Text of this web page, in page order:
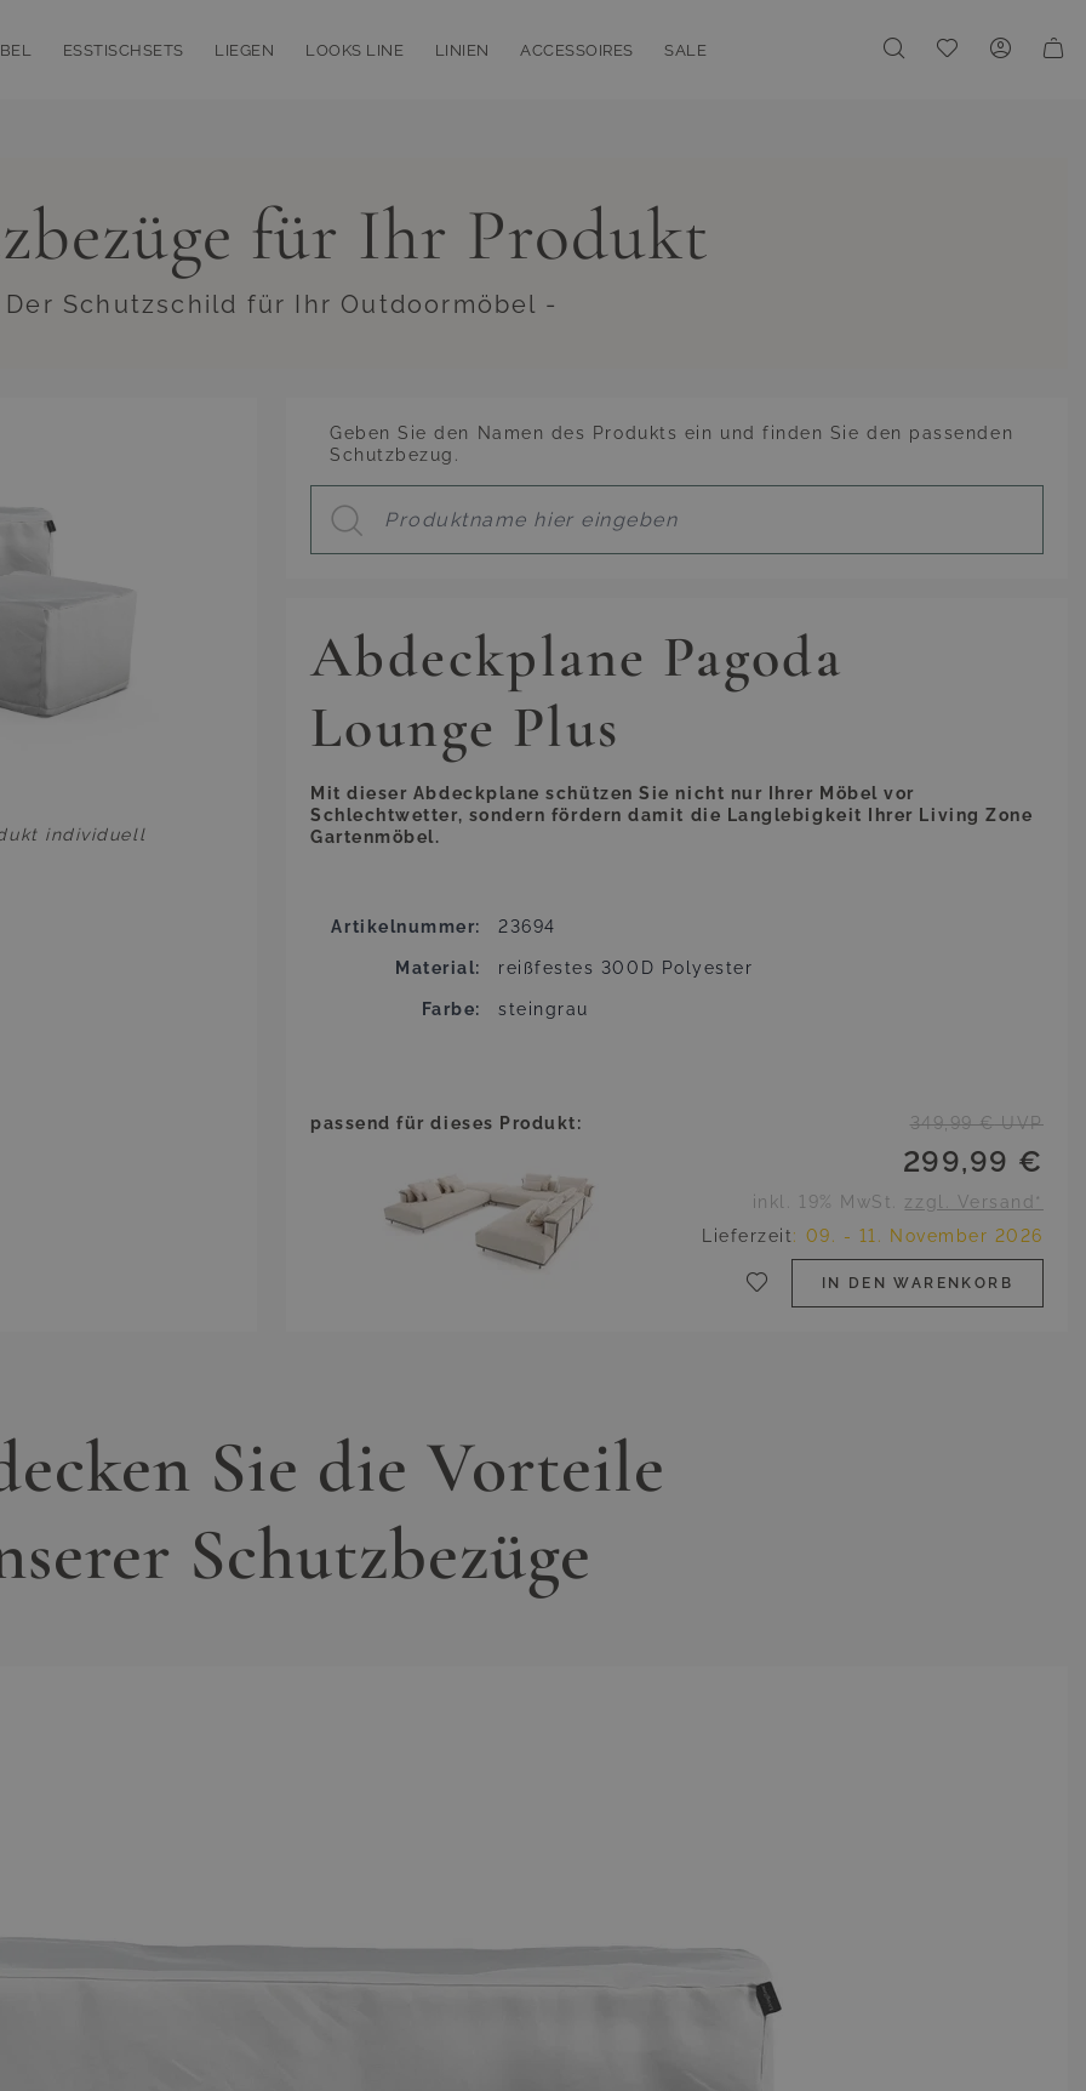
ESSTISCHSETS LIEGEN LOOKS LINE LINIEN ACCESSOIRES SALE Meine Wunschliste
für Ihr Produkt
Der Schutzschild für Ihr Outdoormöbel -
individuell
Geben Sie den Namen des Produkts ein und finden Sie den passenden
Schutzbezug.
Abdeckplane Pagoda
Lounge Plus
Mit dieser Abdeckplane schützen Sie nicht nur Ihrer Möbel vor
Schlechtwetter, sondern fördern damit die Langlebigkeit Ihrer Living Zone
Gartenmöbel.
Artikelnummer 23694
Material reißfestes 300D Polyester
Farbe steingrau
passend für dieses Produkt: 349,99 €UVP
299,99 €
inkl. 19% MwSt. zzgl. Versand*
Lieferzeit: 09. - 11. November 2026
IN DEN WARENKORB
Sie die Vorteile
Schutzbezüge